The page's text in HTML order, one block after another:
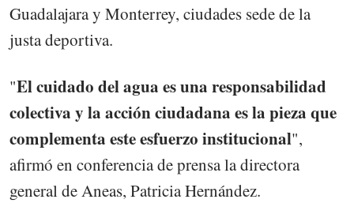
Guadalajara y Monterrey, ciudades sede de la
justa deportiva.
"El cuidado del agua es una responsabilidad
colectiva y la acción ciudadana es la pieza que
complementa este esfuerzo institucional",
afirmó en conferencia de prensa la directora
general de Aneas, Patricia Hernández.